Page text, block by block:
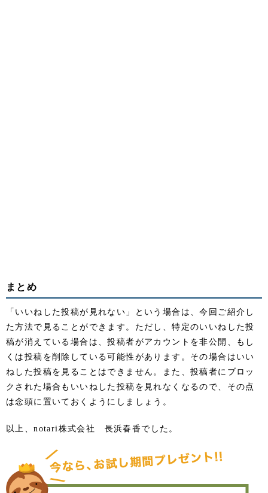
まとめ
「いいねした投稿が見れない」という場合は、今回ご紹介し
た方法で見ることができます。ただし、特定のいいねした投
稿が消えている場合は、投稿者がアカウントを非公開、もし
くは投稿を削除している可能性があります。その場合はいい
ねした投稿を見ることはできません。また、投稿者にブロッ
クされた場合もいいねした投稿を見れなくなるので、その点
は念頭に置いておくようにしましょう。
以上、notari株式会社 長浜春香でした。